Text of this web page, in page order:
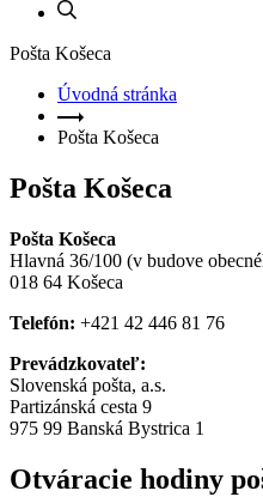
Pošta Košeca
Úvodná stránka
Pošta Košeca
Pošta Košeca
Pošta Košeca
Hlavná 36/100 (v budove
018 64 Košeca
Telefón: +421 42 446 81 76
Prevádzkovateľ:
Slovenská pošta, a.s.
Partizánská cesta 9
975 99 Banská Bystrica 1
Otváracie hodiny